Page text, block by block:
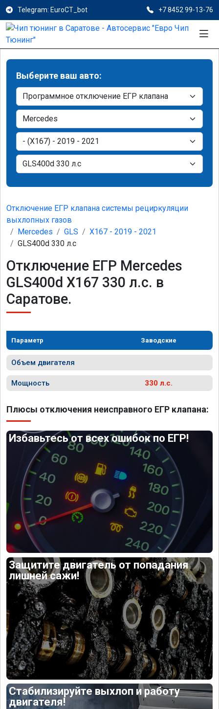
Telegram: EuroCT_bot +7 8452 99-13-76
Выберите ваш авто:
Отключение ЕГР клапана системы рециркуляции
выхлопных газов
Mercedes
GLS
X167 - 2019 - 2021
GLS400d 330 л.с
Отключение ЕГР Mercedes
GLS400d X167 330 л.с. в
Саратове.
Параметр Заводские
Объем двигателя
Мощность 330 л.с.
Плюсы отключения неисправного ЕГР клапана:
Избавьтесь от всех ошибок по ЕГР!
Защитите двигатель от попадания
лишней сажи!
Стабилизируйте выхлоп и работу
двигателя!